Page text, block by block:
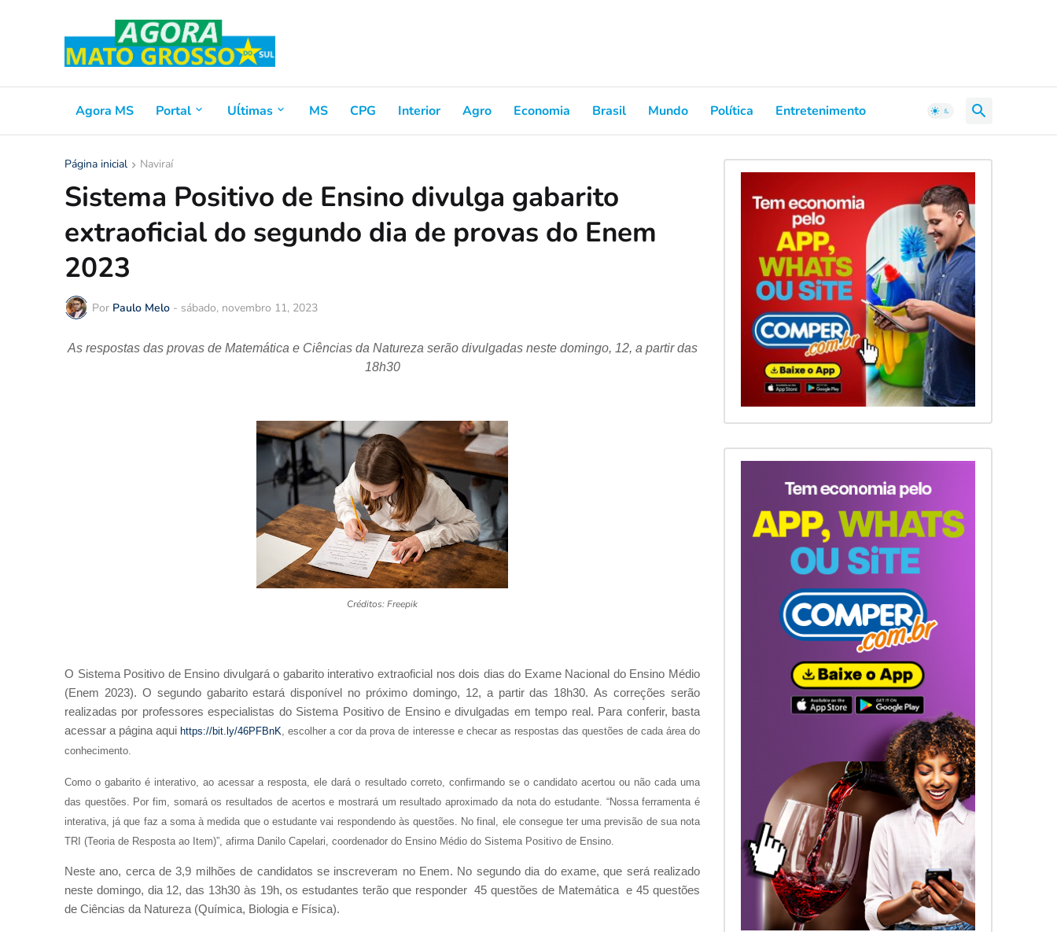
Agora MS Portal Uĺtimas MS CPG Interior Agro Economia Brasil Mundo Política Entretenimento
Página inicial Naviraí
Sistema Positivo de Ensino divulga gabarito
extraoficial do segundo dia de provas do Enem
2023
Por Paulo Melo - sábado, novembro 11, 2023
As respostas das provas de Matemática e Ciências da Natureza serão divulgadas neste domingo, 12, a partir das
18h30
Créditos: Freepik
O Sistema Positivo de Ensino divulgará o gabarito interativo extraoficial nos dois dias do Exame Nacional do Ensino Médio
(Enem 2023). O segundo gabarito estará disponível no próximo domingo, 12, a partir das 18h30. As correções serão
realizadas por professores especialistas do Sistema Positivo de Ensino e divulgadas em tempo real. Para conferir, basta
acessar a página aquihttps://bit.ly/46PFBnK, escolher a cor da prova de interesse e checar as respostas das questões de cada área do
conhecimento.
Como o gabarito é interativo, ao acessar a resposta, ele dará o resultado correto, confirmando se o candidato acertou ou não cada uma
das questões. Por fim, somará os resultados de acertos e mostrará um resultado aproximado da nota do estudante. “Nossa ferramenta é
interativa, já que faz a soma à medida que o estudante vai respondendo às questões. No final, ele consegue ter uma previsão de sua nota
TRI (Teoria de Resposta ao Item)”, afirma Danilo Capelari, coordenador do Ensino Médio do Sistema Positivo de Ensino.
Neste ano, cerca de 3,9 milhões de candidatos se inscreveram no Enem. No segundo dia do exame, que será realizado
neste domingo, dia 12, das 13h30 às 19h, os estudantes terão que responder 45 questões de Matemática e 45 questões
de Ciências da Natureza (Química, Biologia e Física).